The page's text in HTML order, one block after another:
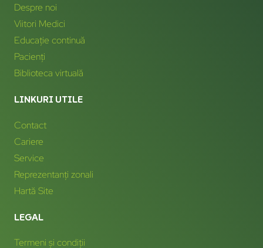
Despre noi
Viitori Medici
Educație continuă
Pacienți
Biblioteca virtuală
LINKURI UTILE
Contact
Cariere
Service
Reprezentanți zonali
Hartă Site
LEGAL
Termeni și condiții